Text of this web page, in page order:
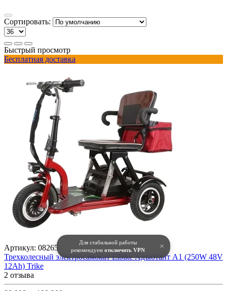
Для стабильной работы
рекомендуем отключить VPN ×
Сортировать:
Быстрый просмотр
Бесплатная доставка
Артикул: 08265
Трехколесный электросамокат Elbike Адъютант A1 (250W 48V
12Ah) Trike
2 отзыва